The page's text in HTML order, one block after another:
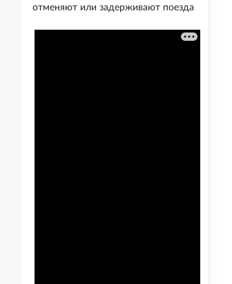
отменяют или задерживают поезда